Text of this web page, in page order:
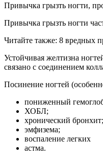
Привычка грызть ногти,
Привычка грызть ногти
Читайте также: 8 вредных
Устойчивая желтизна
связано с соединением
Посинение ногтей
пониженный
ХОБЛ;
хронический бронхит;
эмфизема;
воспаление легких
астма.